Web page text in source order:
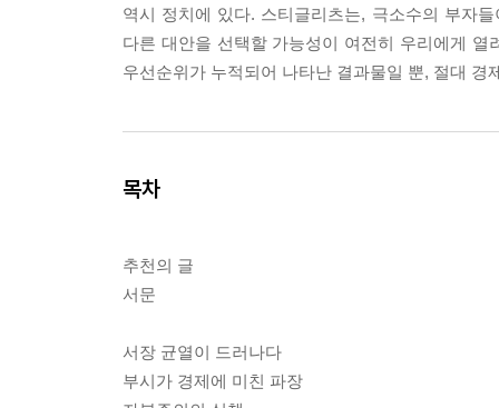
역시 정치에 있다. 스티글리츠는, 극소수의 부자
다른 대안을 선택할 가능성이 여전히 우리에게
우선순위가 누적되어 나타난 결과물일 뿐, 절대
목차
추천의 글
서문
서장 균열이 드러나다
부시가 경제에 미친 파장